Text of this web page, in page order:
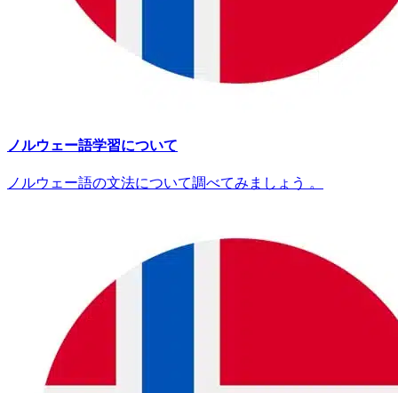
ノルウェー語学習について
ノルウェー語の文法について調べてみましょう 。